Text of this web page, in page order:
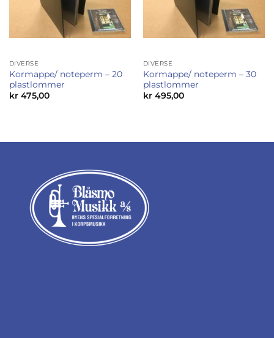
DIVERSE
Kormappe/ noteperm – 20
plastlommer
kr475,00
DIVERSE
Kormappe/ noteperm – 30
plastlommer
kr495,00